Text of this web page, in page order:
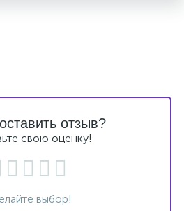
отзыв?
свою оценку!
выбор!